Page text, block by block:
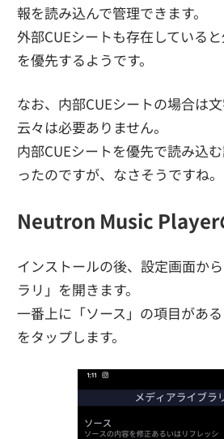
報を読み込んで管理できます。
外部CUEシートも存在している
を優先するようです。
なお、内部CUEシートの場合は
云々は必要ありません。
内部CUEシートを優先で読み込
ったのですが、なさそうですね。
Neutron Music Player
インストールの後、設定画面か
ラリ」を開きます。
一番上に「ソース」の項目があ
をタップします。